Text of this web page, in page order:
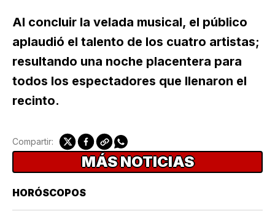
Al concluir la velada musical, el público
aplaudió el talento de los cuatro artistas;
resultando una noche placentera para
todos los espectadores que llenaron el
recinto.
Compartir:
MÁS NOTICIAS
HORÓSCOPOS